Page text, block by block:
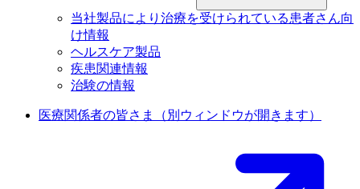
当社製品により治療を受けられている患者さん向
け情報
ヘルスケア製品
疾患関連情報
治験の情報
医療関係者の皆さま （別ウィンドウが開きます）